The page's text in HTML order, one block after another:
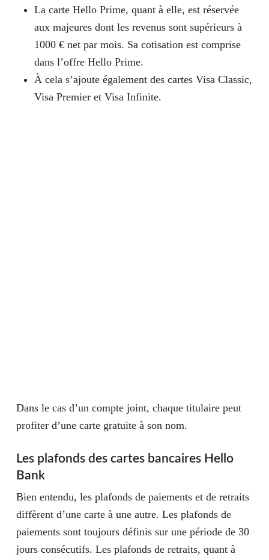
La carte Hello Prime, quant à elle, est réservée
aux majeures dont les revenus sont supérieurs à
1000 € net par mois. Sa cotisation est comprise
dans l’offre Hello Prime.
À cela s’ajoute également des cartes Visa Classic,
Visa Premier et Visa Infinite.
Dans le cas d’un compte joint, chaque titulaire peut
profiter d’une carte gratuite à son nom.
Les plafonds des cartes bancaires Hello
Bank
Bien entendu, les plafonds de paiements et de retraits
diffèrent d’une carte à une autre. Les plafonds de
paiements sont toujours définis sur une période de 30
jours consécutifs. Les plafonds de retraits, quant à